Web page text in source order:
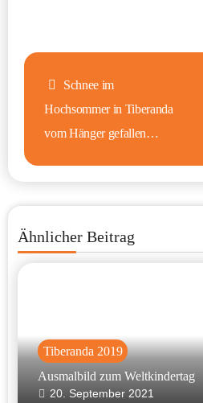
Beitragsnavigation
Schnee im
Hochsommer in Tiberanda
vom Hänger gefallen…
Ähnlicher Beitrag
Tiberanda 2019
Ausmalbild zum Weltkindertag
20. September 2021